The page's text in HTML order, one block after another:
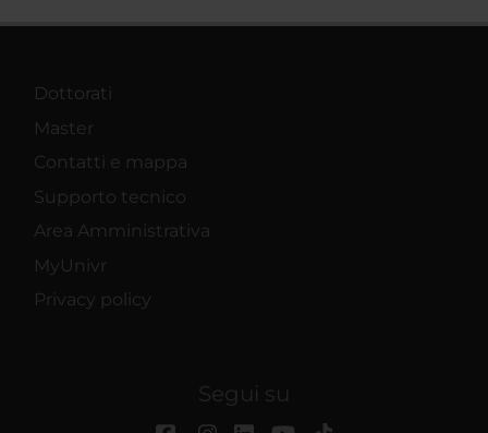
Dottorati
Master
Contatti e mappa
Supporto tecnico
Area Amministrativa
MyUnivr
Privacy policy
Segui su